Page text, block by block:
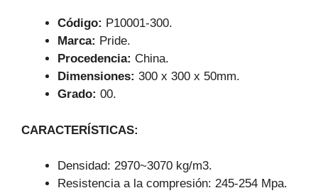
Código: P10001-300.
Marca: Pride.
Procedencia: China.
Dimensiones: 300 x 300 x 50mm.
Grado: 00.
CARACTERÍSTICAS:
Densidad: 2970~3070 kg/m3.
Resistencia a la compresión: 245-254 Mpa.